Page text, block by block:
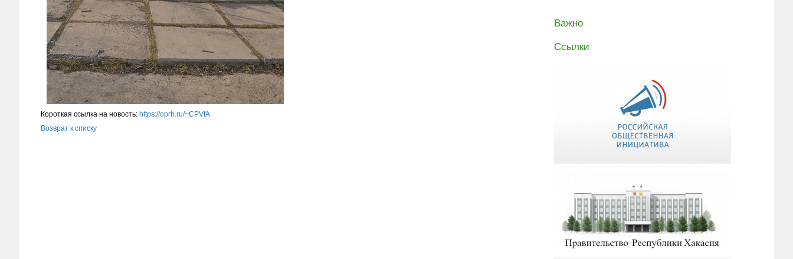
Короткая ссылка на новость: https://oprh.ru/~CPVfA
Возврат к списку
Важно
Ссылки